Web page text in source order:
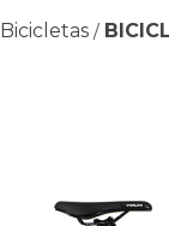
Bicicletas /